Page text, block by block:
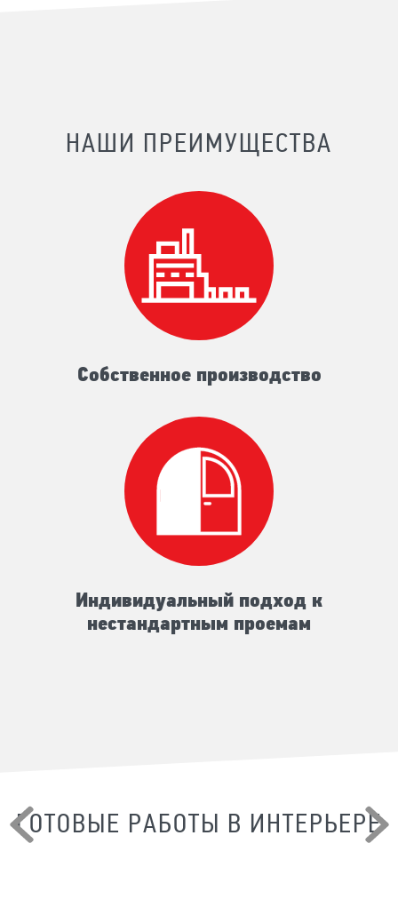
НАШИ ПРЕИМУЩЕСТВА
Собственное производство
Индивидуальный подход к
нестандартным проемам
ГОТОВЫЕ РАБОТЫ В ИНТЕРЬЕРЕ